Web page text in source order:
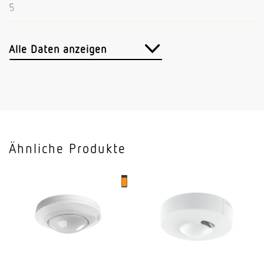
5
Ja
Sensortechnologie
Hochfrequenz
Alle Daten anzeigen
Ähnliche Produkte